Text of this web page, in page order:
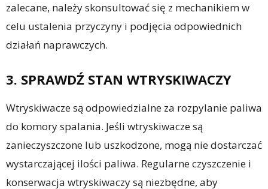
zalecane, należy skonsultować się z mechanikiem w
celu ustalenia przyczyny i podjęcia odpowiednich
działań naprawczych.
3. SPRAWDŹ STAN WTRYSKIWACZY
Wtryskiwacze są odpowiedzialne za rozpylanie paliwa
do komory spalania. Jeśli wtryskiwacze są
zanieczyszczone lub uszkodzone, mogą nie dostarczać
wystarczającej ilości paliwa. Regularne czyszczenie i
konserwacja wtryskiwaczy są niezbędne, aby